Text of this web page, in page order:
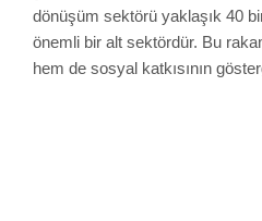
dönüşüm sektörü yaklaşık 40
önemli bir alt sektördür. Bu
hem de sosyal katkısının